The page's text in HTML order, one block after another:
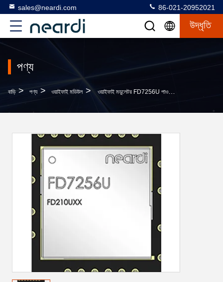
sales@neardi.com 86-021-20952021
উদ্ধৃতি
পণ্য
বাড়ি > পণ্য > ওয়াইফাই মডিউল > ওয়াইফাই মডুলেটর FD7256U পাওয়ার সাপ্লাই সহ VBAT 3.0 ~ 3.6V পিসি OEM এর জন্য